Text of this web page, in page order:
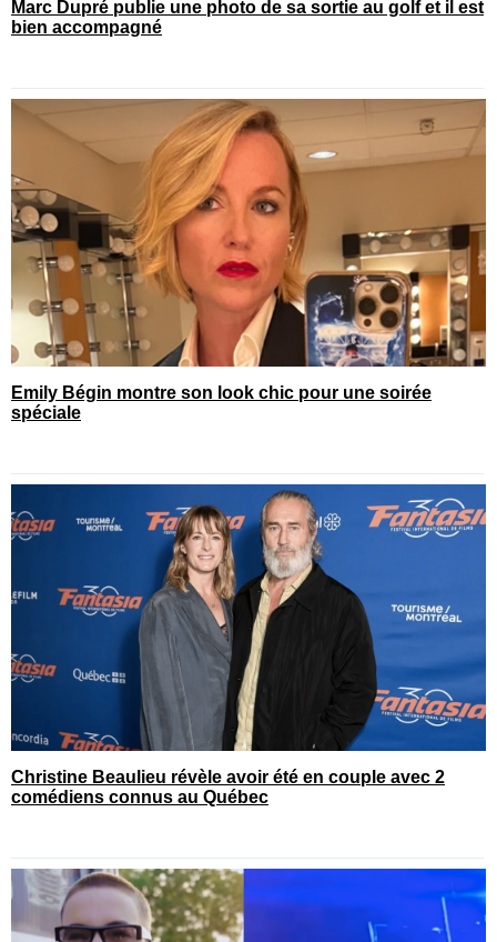
Marc Dupré publie une photo de sa sortie au golf et il est
bien accompagné
Emily Bégin montre son look chic pour une soirée
spéciale
Christine Beaulieu révèle avoir été en couple avec 2
comédiens connus au Québec